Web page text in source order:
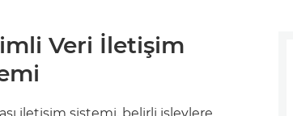
Veri İletişim